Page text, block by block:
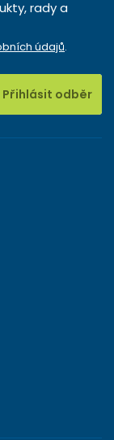
rady a
údajů.
Přihlásit odběr